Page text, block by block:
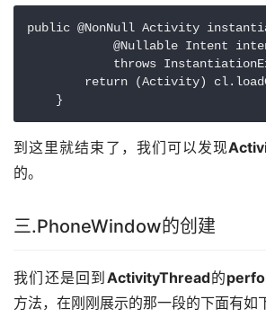
public @NonNull Activity
@Nullable Intent
throws
return (Activity)
    }
到这里就结束了，我们可以发现
的。
三.PhoneWindow的创建
我们还是回到 ActivityThread的
方法，在刚刚展示的那一段的下面有如